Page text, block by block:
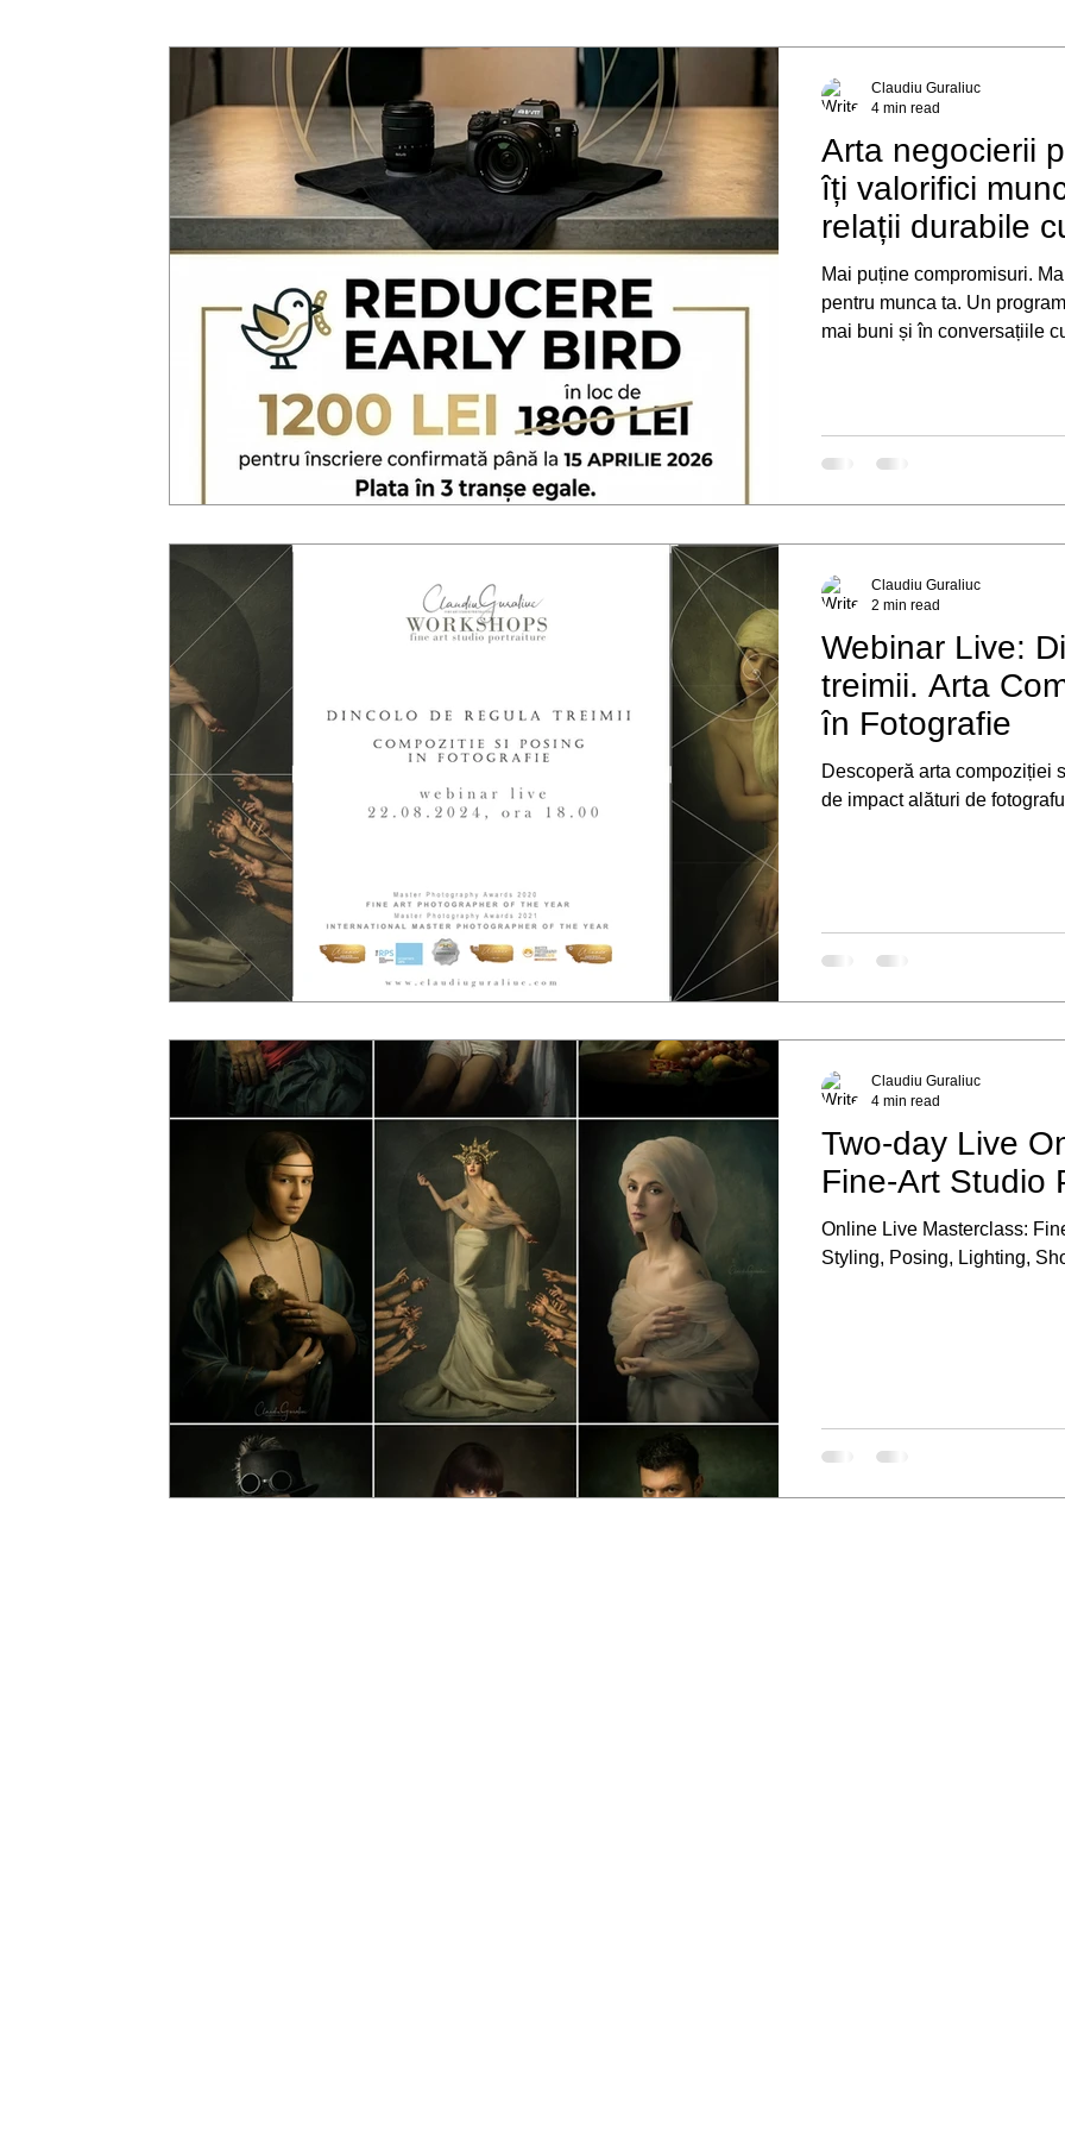
Arta negocierii
îți valorifici
relații durabile
Mai puține compromisuri.
pentru munca ta. Un program pentru fotografii care vor să devină
mai buni și în conversațiile
Claudiu Guraliuc
4 min read
Webinar Live:
treimii. Arta Compoziției și Posing-ului
în Fotografie
Descoperă arta compoziției
de impact alături de
Claudiu Guraliuc
2 min read
Two-day Live
Fine-Art Studio
Online Live Masterclass: Fine
Styling, Posing, Lighting,
Claudiu Guraliuc
4 min read